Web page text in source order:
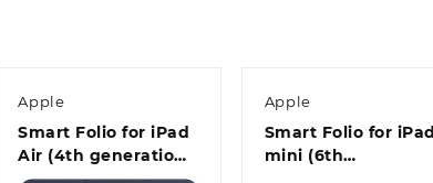
Apple
Smart Folio for iPad
Air (4th generation)
– Deep Navy
Apple
Smart Folio for iPad
mini (6th